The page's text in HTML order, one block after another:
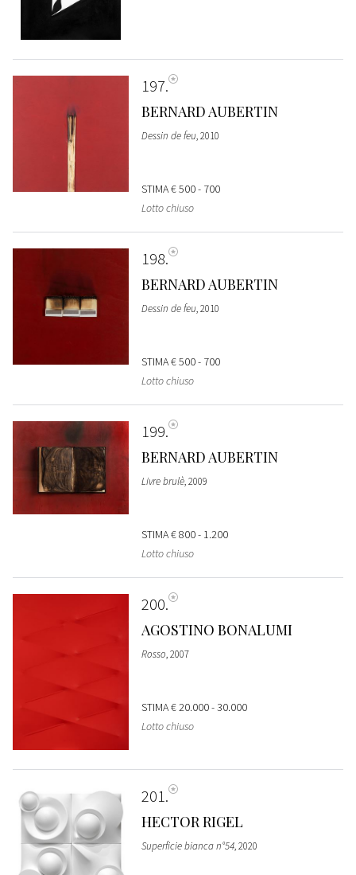
197
BERNARD AUBERTIN
Dessin de feu, 2010
STIMA€ 500 - 700
Lotto chiuso
198
BERNARD AUBERTIN
Dessin de feu, 2010
STIMA€ 500 - 700
Lotto chiuso
199
BERNARD AUBERTIN
Livre brulè, 2009
STIMA€ 800 - 1.200
Lotto chiuso
200
AGOSTINO BONALUMI
Rosso, 2007
STIMA€ 20.000 - 30.000
Lotto chiuso
201
HECTOR RIGEL
Superficie bianca n°54, 2020